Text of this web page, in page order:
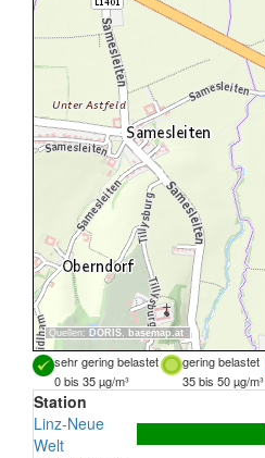
Quellen: DORIS, basemap.at
sehr gering belastet gering belastet
0 bis 35 µg/m³
35 bis 50 µg/m³
Station
Linz-Neue
Welt